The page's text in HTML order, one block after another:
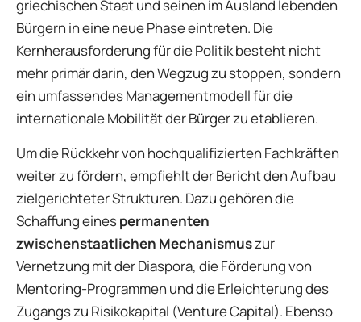
griechischen Staat und seinen im Ausland lebenden
Bürgern in eine neue Phase eintreten. Die
Kernherausforderung für die Politik besteht nicht
mehr primär darin, den Wegzug zu stoppen, sondern
ein umfassendes Managementmodell für die
internationale Mobilität der Bürger zu etablieren.
Um die Rückkehr von hochqualifizierten Fachkräften
weiter zu fördern, empfiehlt der Bericht den Aufbau
zielgerichteter Strukturen. Dazu gehören die
Schaffung einespermanenten
zwischenstaatlichen Mechanismuszur
Vernetzung mit der Diaspora, die Förderung von
Mentoring-Programmen und die Erleichterung des
Zugangs zu Risikokapital (Venture Capital). Ebenso